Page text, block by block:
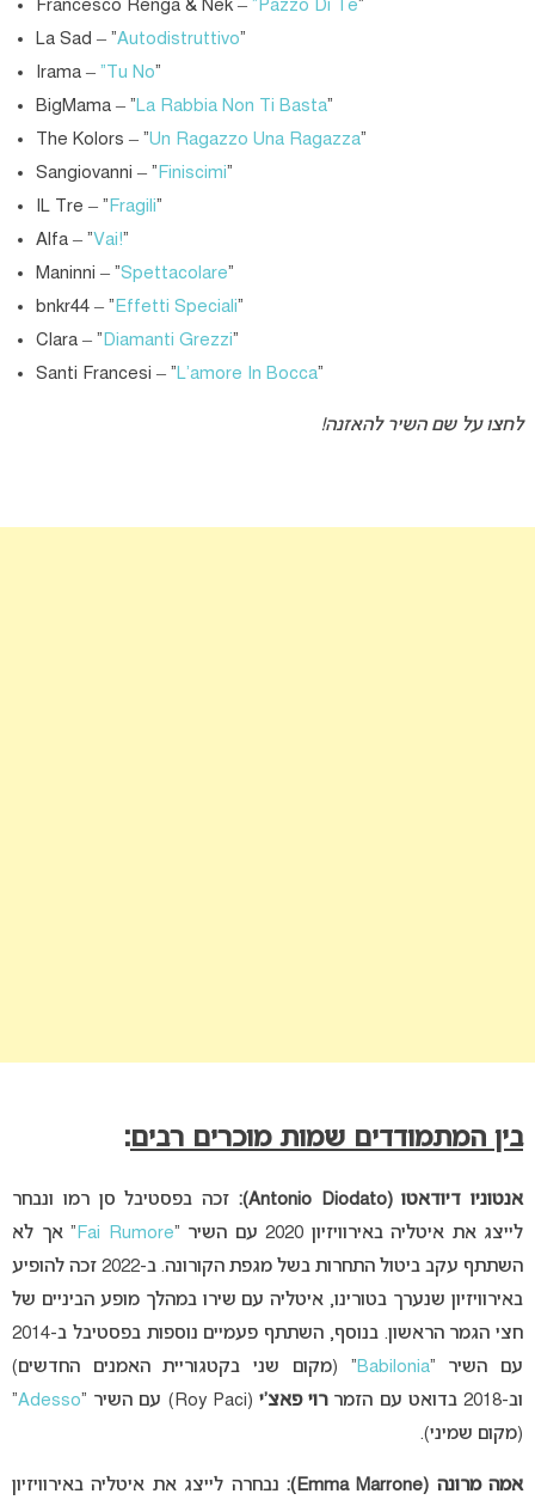
Francesco Renga & Nek – “Pazzo Di Te“
La Sad – “Autodistruttivo“
Irama – “Tu No“
BigMama – “La Rabbia Non Ti Basta“
The Kolors – “Un Ragazzo Una Ragazza“
Sangiovanni – “Finiscimi“
IL Tre – “Fragili“
Alfa – “Vai!“
Maninni – “Spettacolare“
bnkr44 – “Effetti Speciali”
Clara – “Diamanti Grezzi”
Santi Francesi – “L’amore In Bocca”
לחצו על שם השיר להאזנה!
בין המתמודדים שמות מוכרים רבים:
אנטוניו דיודאטו (Antonio Diodato):
זכה בפסטיבל סן רמו ונבחר
לייצג את איטליה באירוויזיון 2020 עם השיר “
Fai Rumore” אך לא
השתתף עקב ביטול התחרות בשל מגפת הקורונה. ב-2022 זכה להופיע
באירוויזיון שנערך בטורינו, איטליה עם שירו במהלך מופע הביניים של
חצי הגמר הראשון. בנוסף, השתתף פעמיים נוספות בפסטיבל ב-2014
עם השיר “Babilonia” (מקום שני בקטגוריית האמנים החדשים)
וב-2018 בדואט עם הזמר
רוי פאצ’י(Roy Paci) עם השיר “ Adesso
”
(מקום שמיני).
אמה מרונה (Emma Marrone):
נבחרה לייצג את איטליה באירוויזיון